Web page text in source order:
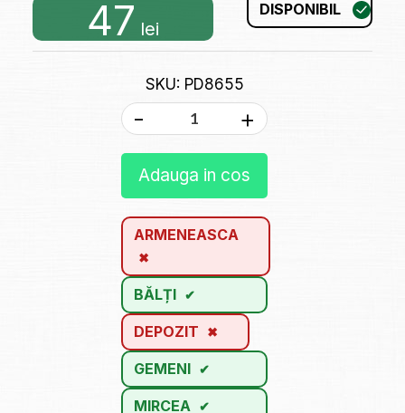
47 lei
DISPONIBIL
SKU: PD8655
- +
Adauga in cos
ARMENEASCA
BĂLȚI
DEPOZIT
GEMENI
MIRCEA